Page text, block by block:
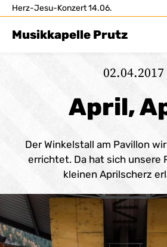
Herz-Jesu-Konzert 14.06.
Musikkapelle Prutz
02.04.2017
April,
Der Winkelstall am Pavillon
errichtet. Da hat sich unsere
kleinen Aprilscherz